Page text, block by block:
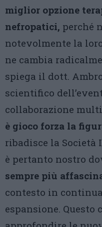
miglior opzione
nefropatici, perché
notevolmente la
ne cambia
spiega il dott.
scientifico
collaborazione
è gioco forza la
ribadisce la
è pertanto nostro
sempre più
contesto in
espansione. Questo